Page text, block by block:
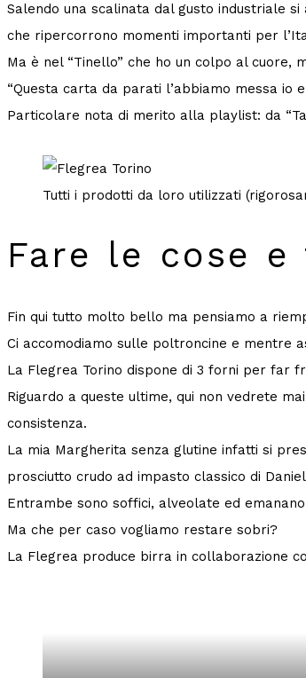
Salendo una scalinata dal gusto industriale
che ripercorrono momenti importanti per
Ma è nel “Tinello” che ho un colpo al
“Questa carta da parati l’abbiamo messa io
Particolare nota di merito alla playlist: da
Tutti i prodotti da loro utilizzati
Fare le cose
Fin qui tutto molto bello ma pensiamo a
Ci accomodiamo sulle poltroncine e mentre
La Flegrea Torino dispone di 3 forni per far
Riguardo a queste ultime, qui non vedrete
consistenza.
La mia Margherita senza glutine infatti si
prosciutto crudo ad impasto classico di
Entrambe sono soffici, alveolate ed
Ma che per caso vogliamo restare sobri?
La Flegrea produce birra in collaborazione